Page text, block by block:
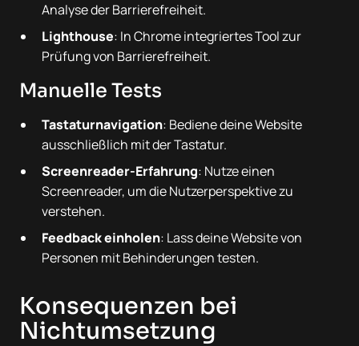
Analyse der Barrierefreiheit.
Lighthouse: In Chrome integriertes Tool zur
Prüfung von Barrierefreiheit.
Manuelle Tests
Tastaturnavigation: Bediene deine Website
ausschließlich mit der Tastatur.
Screenreader-Erfahrung: Nutze einen
Screenreader, um die Nutzerperspektive zu
verstehen.
Feedback einholen: Lass deine Website von
Personen mit Behinderungen testen.
Konsequenzen bei
Nichtumsetzung